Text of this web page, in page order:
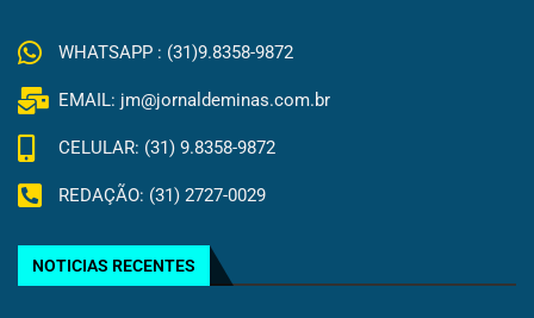
WHATSAPP : (31)9.8358-9872
EMAIL: jm@jornaldeminas.com.br
CELULAR: (31) 9.8358-9872
REDAÇÃO: (31) 2727-0029
NOTICIAS RECENTES